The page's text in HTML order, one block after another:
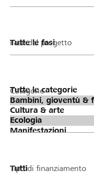
Fase del progetto
Categorie
Tipo di finanziamento